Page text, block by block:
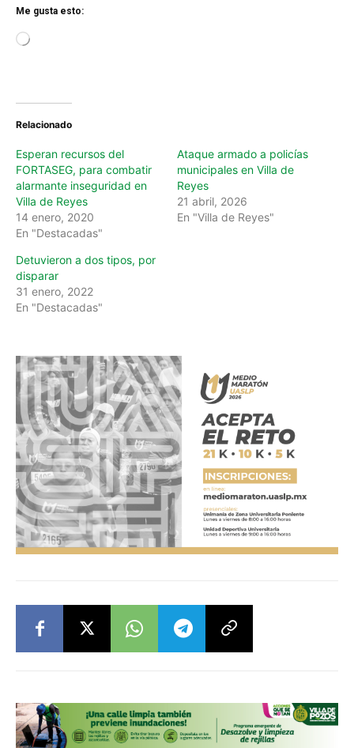
Me gusta esto:
g
Relacionado
Esperan recursos del
FORTASEG, para combatir
alarmante inseguridad en
Villa de Reyes
14 enero, 2020
En "Destacadas"
Ataque armado a policías
municipales en Villa de
Reyes
21 abril, 2026
En "Villa de Reyes"
Detuvieron a dos tipos, por
disparar
31 enero, 2022
En "Destacadas"